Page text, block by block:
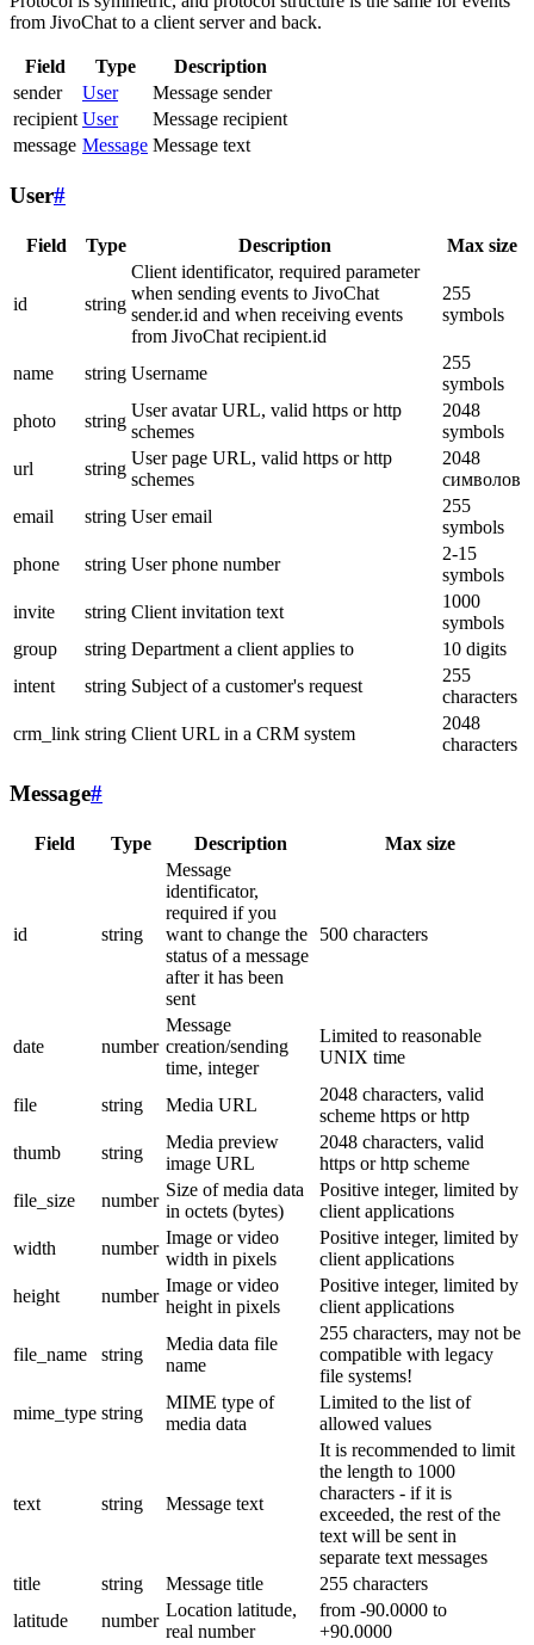
from JivoChat to a client server and back.
Field Type
Description
sender
User
Message sender
recipient User
Message recipient
message Message Message text
User#
Field Type Description Max size
id string
Client identificator, required parameter
when sending events to JivoChat
sender.id and when receiving events
from JivoChat recipient.id
255
symbols
name string Username
255
symbols
photo
string
User avatar URL, valid https or http
schemes
2048
symbols
url
string
User page URL, valid https or http
schemes
2048
символов
email
string User email
255
symbols
phone
string User phone number
2-15
symbols
invite
string Client invitation text
1000
symbols
group
string Department a client applies to
10 digits
intent
string Subject of a customer's request
255
characters
crm_link string Client URL in a CRM system
2048
characters
Message#
Field Type Description Max size
id string
Message
identificator,
required if you
want to change the
status of a message
after it has been
sent
500 characters
date number
Message
creation/sending
time, integer
Limited to reasonable
UNIX time
file string Media URL
2048 characters, valid
scheme https or http
thumb
string
Media preview
image URL
2048 characters, valid
https or http scheme
file_size
number
Size of media data
in octets (bytes)
Positive integer, limited by
client applications
width
number
Image or video
width in pixels
Positive integer, limited by
client applications
height
number
Image or video
height in pixels
Positive integer, limited by
client applications
file_name string
Media data file
name
255 characters, may not be
compatible with legacy
file systems!
mime_type string
MIME type of
media data
Limited to the list of
allowed values
text string Message text
It is recommended to limit
the length to 1000
characters - if it is
exceeded, the rest of the
text will be sent in
separate text messages
title
string Message title
255 characters
latitude
number
Location latitude,
real number
from -90.0000 to
+90.0000